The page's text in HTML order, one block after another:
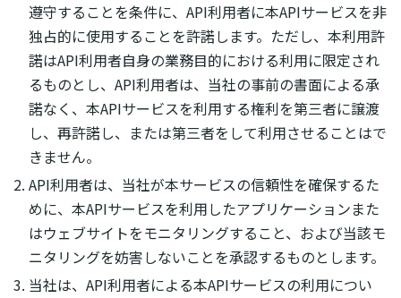
遵守することを条件に、API利用者に本APIサービスを非
独占的に使用することを許諾します。ただし、本利用許
諾はAPI利用者自身の業務目的における利用に限定され
るものとし、API利用者は、当社の事前の書面による承
諾なく、本APIサービスを利用する権利を第三者に譲渡
し、再許諾し、または第三者をして利用させることはで
きません。
API利用者は、当社が本サービスの信頼性を確保するた
めに、本APIサービスを利用したアプリケーションまた
はウェブサイトをモニタリングすること、および当該モ
ニタリングを妨害しないことを承認するものとします。
当社は、API利用者による本APIサービスの利用につい